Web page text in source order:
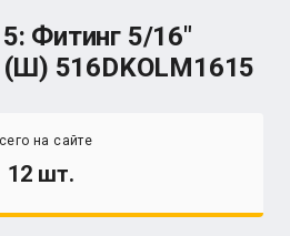
Фитинг 5/16"
(Ш) 516DKOLМ1615
на сайте
12 шт.